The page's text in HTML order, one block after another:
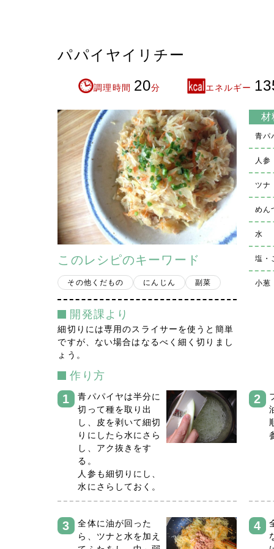
パパイヤイリチー
調理時間 20分 エネルギー
このレシピのキーワード
その他くだもの にんじん 副菜
開発課より
細切りには専用のスライサーを使うと簡単
ですが、ない場合はなるべく細く切りまし
ょう。
材
青パ
人参
ツナ
めん
水
塩・
小葱
作り方
青パパイヤは半分に
切って種を取り出
し、皮を剥いて細切
りにしたら水にさら
し、アク抜きをす
る。
人参も細切りにし、
水にさらしておく。
全体に油が回った
ら、ツナと水を加え